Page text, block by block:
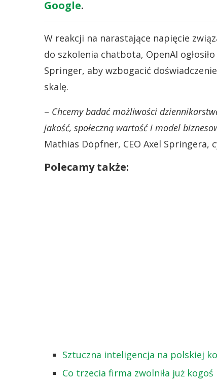
Google.
W reakcji na narastające napięcie
do szkolenia chatbota, OpenAI
Springer, aby wzbogacić
skalę.
– Chcemy badać możliwości
jakość, społeczną wartość i model
Mathias Döpfner, CEO Axel Springera,
Polecamy także:
Sztuczna inteligencja na polskiej
Co trzecia firma zwolniła już